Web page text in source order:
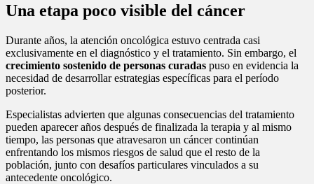
Una etapa poco visible del cáncer
Durante años, la atención oncológica estuvo centrada casi
exclusivamente en el diagnóstico y el tratamiento. Sin embargo, el
crecimiento sostenido de personas curadas puso en evidencia la
necesidad de desarrollar estrategias específicas para el período
posterior.
Especialistas advierten que algunas consecuencias del tratamiento
pueden aparecer años después de finalizada la terapia y al mismo
tiempo, las personas que atravesaron un cáncer continúan
enfrentando los mismos riesgos de salud que el resto de la
población, junto con desafíos particulares vinculados a su
antecedente oncológico.